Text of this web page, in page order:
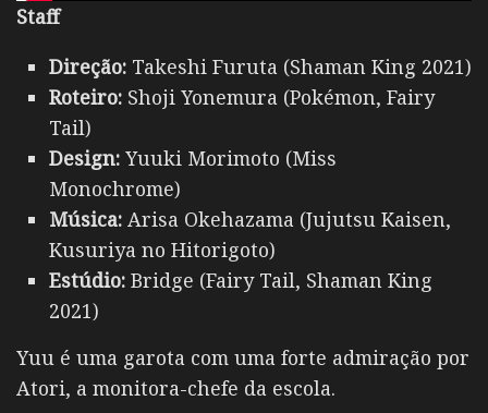
Staff
Direção: Takeshi Furuta (Shaman King 2021)
Roteiro: Shoji Yonemura (Pokémon, Fairy
Tail)
Design: Yuuki Morimoto (Miss
Monochrome)
Música: Arisa Okehazama (Jujutsu Kaisen,
Kusuriya no Hitorigoto)
Estúdio: Bridge (Fairy Tail, Shaman King
2021)
Yuu é uma garota com uma forte admiração por
Atori, a monitora-chefe da escola.